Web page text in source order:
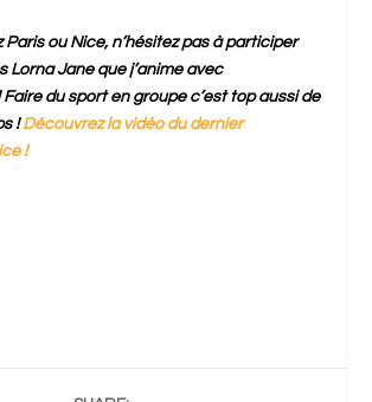
Paris ou Nice, n’hésitez pas à participer
Lorna Jane que j’anime avec
du sport en groupe c’est top aussi de
!Découvrez la vidéo du dernier
!